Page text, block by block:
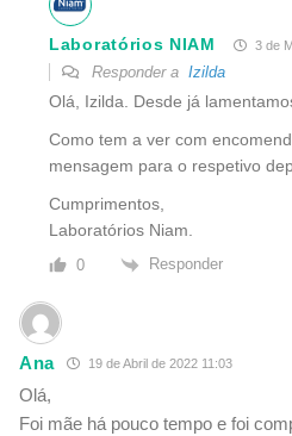
Laboratórios NIAM 3 de
Responder a Izilda
Olá, Izilda. Desde já
Como tem a ver com
mensagem para o respetivo
Cumprimentos,
Laboratórios Niam.
0 Responder
Ana 19 de Abril de 2022 11:03
Olá,
Foi mãe há pouco tempo e foi